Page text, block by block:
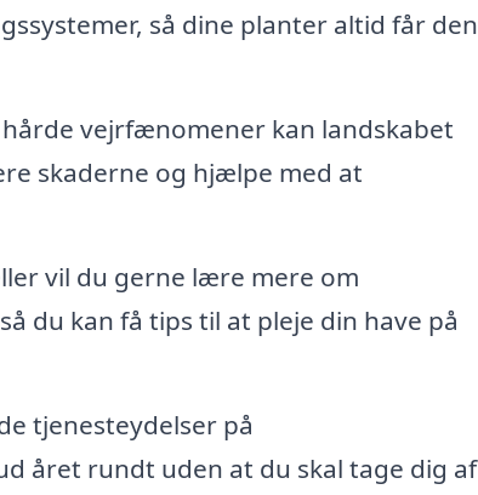
så dine planter altid får den
vejrfænomener kan landskabet
skaderne og hjælpe med at
vil du gerne lære mere om
du kan få tips til at pleje din have på
tjenesteydelser på
året rundt uden at du skal tage dig af